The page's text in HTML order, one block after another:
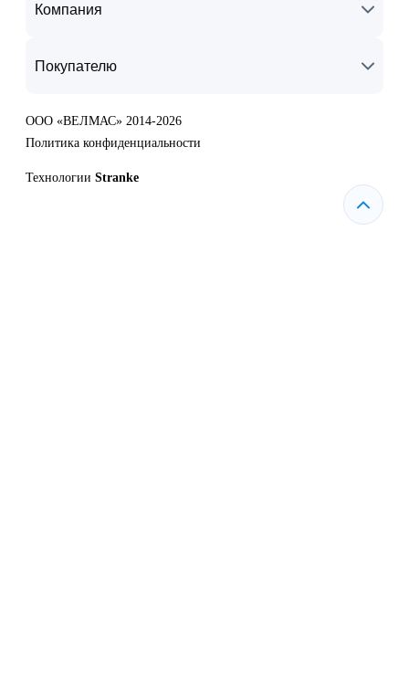
Компания
Покупателю
ООО «ВЕЛМАС» 2014-2026
Политика конфиденциальности
Технологии Stranke